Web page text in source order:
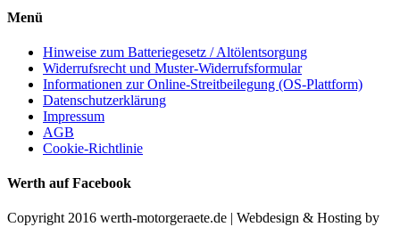
Menü
Hinweise zum Batteriegesetz / Altölentsorgung
Widerrufsrecht und Muster-Widerrufsformular
Informationen zur Online-Streitbeilegung (OS-Plattform)
Datenschutzerklärung
Impressum
AGB
Cookie-Richtlinie
Werth auf Facebook
Copyright 2016 werth-motorgeraete.de | Webdesign & Hosting by